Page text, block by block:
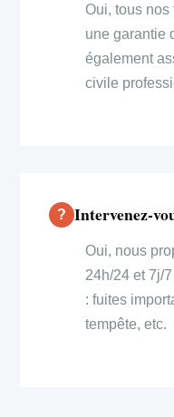
Oui, tous nos
une garantie
également
civile
Intervenez-
Oui, nous
24h/24 et 7j/
: fuites
tempête, etc.